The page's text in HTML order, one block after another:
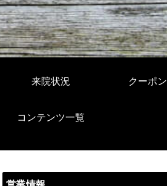
来院状況 クーポ
コンテンツ一覧